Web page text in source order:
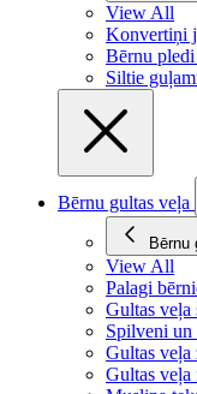
View All
Konvertiņi
Bērnu
Siltie
Bērnu gultas veļa
Bērnu
View All
Palagi
Gultas veļa
Spilveni un
Gultas
Gultas veļa